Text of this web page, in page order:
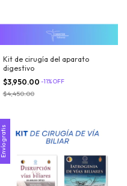
Kit de cirugía del aparato
digestivo
$3,950.00 -11%OFF
$4,450.00
Envío gratis